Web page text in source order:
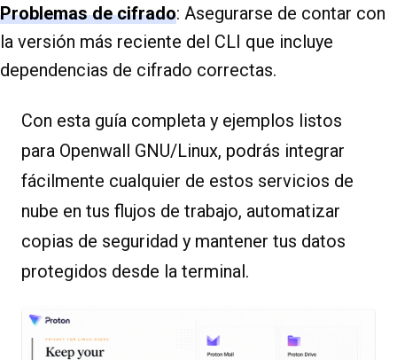
Problemas de cifrado: Asegurarse de contar con
la versión más reciente del CLI que incluye
dependencias de cifrado correctas.
Con esta guía completa y ejemplos listos
para Openwall GNU/Linux, podrás integrar
fácilmente cualquier de estos servicios de
nube en tus flujos de trabajo, automatizar
copias de seguridad y mantener tus datos
protegidos desde la terminal.